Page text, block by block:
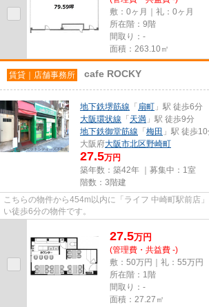
敷：0ヶ月｜礼：0ヶ月
所在階：9階
間取り：-
面積：263.10㎡
賃貸｜店舗事務所 cafe ROCKY
地下鉄堺筋線 「 扇町 」駅 徒歩6分
大阪環状線 「 天満 」駅 徒歩9分
地下鉄御堂筋線 「 梅田 」駅 徒歩
大阪府大阪市北区野崎町
27.5万円
築年数：築42年 ｜募集中： 1室
階数：3階建
こちらの物件から454m以内に「ライフ 中崎町駅前店
い徒歩6分の物件です。
27.5万円
(管理費・共益費 -)
敷：50万円｜礼：55万円
所在階：1階
間取り：-
面積：27.27㎡